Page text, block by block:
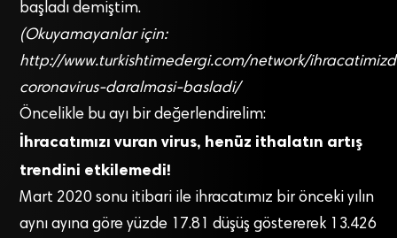
başladı demiştim.
(Okuyamayanlar için:
http://www.turkishtimedergi.com/network/
coronavirus-daralmasi-basladi/
Öncelikle bu ayı bir değerlendirelim:
İhracatımızı vuran virus, henüz ithalatın artış
trendini etkilemedi!
Mart 2020 sonu itibari ile ihracatımız bir önceki yılın
aynı ayına göre yüzde 17.81 düşüş göstererek 13.426